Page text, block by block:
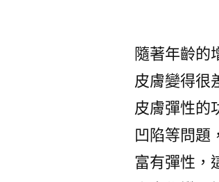
隨著年齡的
皮膚變得很
皮膚彈性的
凹陷等問題
富有彈性，